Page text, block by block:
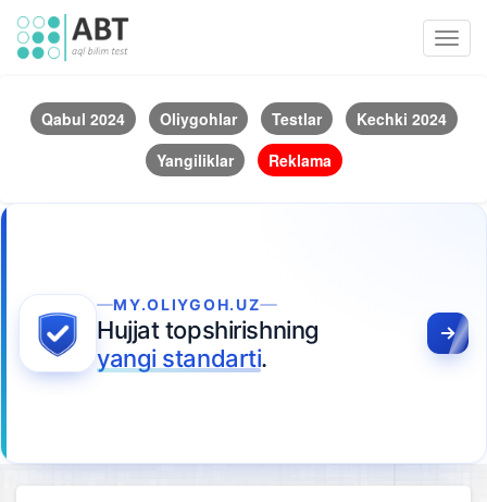
Qabul 2024 Oliygohlar Testlar
Kechki 2024
Yangiliklar
Reklama
MY.OLIYGOH.UZ
Hujjat topshirishning
yangi standarti.